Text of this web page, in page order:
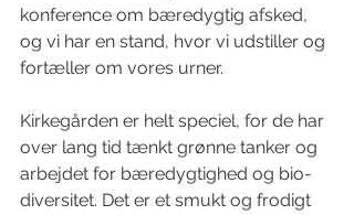
konference om bæredygtig afsked,
og vi har en stand, hvor vi udstiller og
fortæller om vores urner.
Kirkegården er helt speciel, for de har
over lang tid tænkt grønne tanker og
arbejdet for bæredygtighed og bio-
diversitet. Det er et smukt og frodigt